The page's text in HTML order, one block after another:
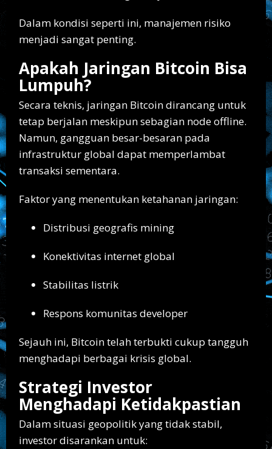
Dalam kondisi seperti ini, manajemen risiko
menjadi sangat penting.
Apakah Jaringan Bitcoin Bisa
Lumpuh?
Secara teknis, jaringan Bitcoin dirancang untuk
tetap berjalan meskipun sebagian node offline.
Namun, gangguan besar-besaran pada
infrastruktur global dapat memperlambat
transaksi sementara.
Faktor yang menentukan ketahanan jaringan:
Distribusi geografis mining
Konektivitas internet global
Stabilitas listrik
Respons komunitas developer
Sejauh ini, Bitcoin telah terbukti cukup tangguh
menghadapi berbagai krisis global.
Strategi Investor
Menghadapi Ketidakpastian
Dalam situasi geopolitik yang tidak stabil,
investor disarankan untuk: